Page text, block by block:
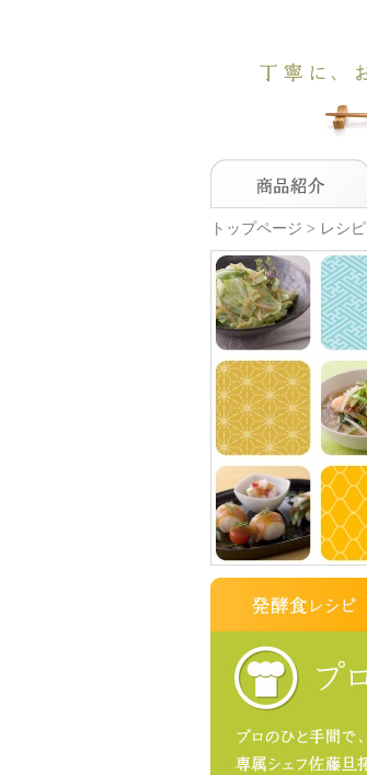
トップページ > レシピ